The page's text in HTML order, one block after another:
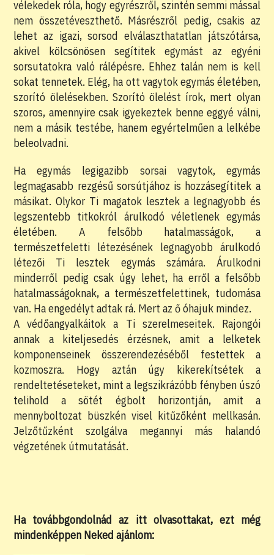
vélekedek róla, hogy egyrészről, szintén semmi mással
nem összetéveszthető. Másrészről pedig, csakis az
lehet az igazi, sorsod elválaszthatatlan játszótársa,
akivel kölcsönösen segítitek egymást az egyéni
sorsutatokra való rálépésre. Ehhez talán nem is kell
sokat tennetek. Elég, ha ott vagytok egymás életében,
szorító ölelésekben. Szorító ölelést írok, mert olyan
szoros, amennyire csak igyekeztek benne eggyé válni,
nem a másik testébe, hanem egyértelműen a lelkébe
beleolvadni.
Ha egymás legigazibb sorsai vagytok, egymás
legmagasabb rezgésű sorsútjához is hozzásegítitek a
másikat. Olykor Ti magatok lesztek a legnagyobb és
legszentebb titkokról árulkodó véletlenek egymás
életében. A felsőbb hatalmasságok, a
természetfeletti létezésének legnagyobb árulkodó
létezői Ti lesztek egymás számára. Árulkodni
minderről pedig csak úgy lehet, ha erről a felsőbb
hatalmasságoknak, a természetfelettinek, tudomása
van. Ha engedélyt adtak rá. Mert az ő óhajuk mindez.
A védőangyalkáitok a Ti szerelmeseitek. Rajongói
annak a kiteljesedés érzésnek, amit a lelketek
komponenseinek összerendezéséből festettek a
kozmoszra. Hogy aztán úgy kikerekítsétek a
rendeltetéseteket, mint a legszikrázóbb fényben úszó
telihold a sötét égbolt horizontján, amit a
mennyboltozat büszkén visel kitűzőként mellkasán.
Jelzőtűzként szolgálva megannyi más halandó
végzetének útmutatását.
Ha továbbgondolnád az itt olvasottakat, ezt még
mindenképpen Neked ajánlom: